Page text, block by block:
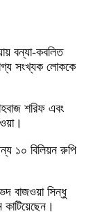
বন্যা-কবলিত
সংখ্যক লোককে
শরিফ এবং
১০ বিলিয়ন রুপি
বাজওয়া সিন্ধু
কাটিয়েছেন।